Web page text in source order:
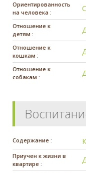
Ориентированность
на человека :
Отношение к
детям :
Отношение к
кошкам :
Отношение к
собакам :
Содержание :
Приучен к жизни в
квартире :